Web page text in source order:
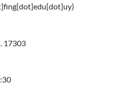
17303